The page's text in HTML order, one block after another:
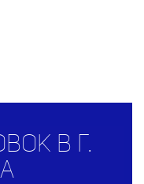
в г.